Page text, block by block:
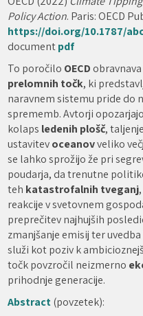
Policy Action. Paris: OECD
https://doi.org/10.1787/
documentpdf
To poročilo OECD
prelomnih točk, ki
naravnem sistemu pride do
sprememb. Avtorji
kolaps ledenih plošč, taljenje
ustavitevoceanovveliko
se lahko sprožijo že pri
poudarja, da trenutne
teh katastrofalnih tveganj
reakcije v svetovnem
preprečitev najhujših
zmanjšanje emisij ter
služi kot poziv k
točk povzročil neizmerno
prihodnje generacije.
Abstract(povzetek):